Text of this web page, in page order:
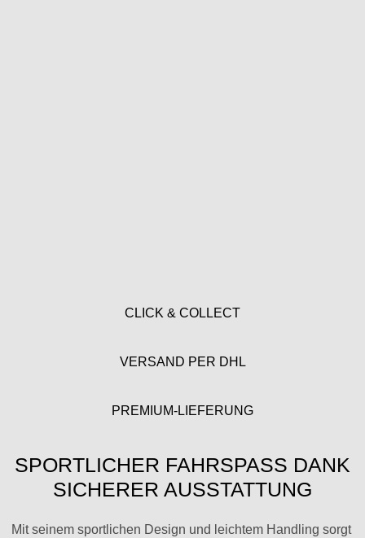
CLICK & COLLECT
VERSAND PER DHL
PREMIUM-LIEFERUNG
SPORTLICHER FAHRSPASS DANK S
ICHERER AUSSTATTUNG
Mit seinem sportlichen Design und leichtem Handling sorgt